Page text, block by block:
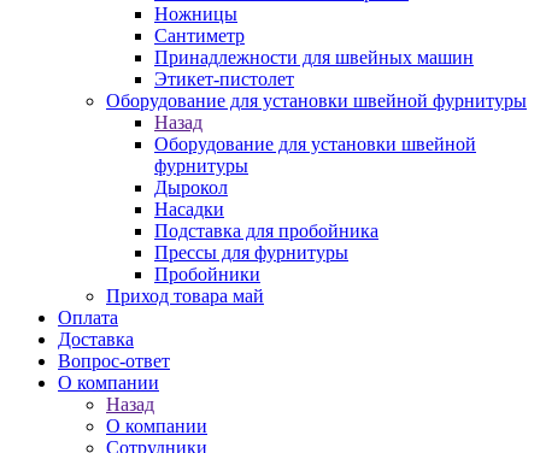
Ножницы
Сантиметр
Принадлежности для швейных машин
Этикет-пистолет
Оборудование для установки швейной фурнитуры
Назад
Оборудование для установки швейной
фурнитуры
Дырокол
Насадки
Подставка для пробойника
Прессы для фурнитуры
Пробойники
Приход товара май
Оплата
Доставка
Вопрос-ответ
О компании
Назад
О компании
Сотрудники